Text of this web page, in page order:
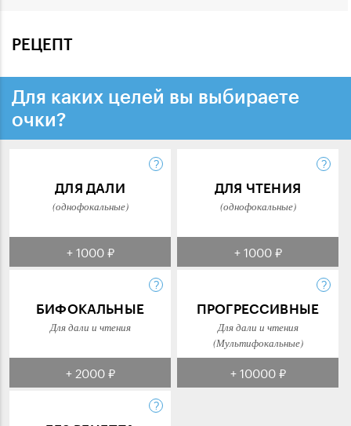
РЕЦЕПТ
Для каких целей вы выбираете
очки?
ДЛЯ ДАЛИ
(однофокальные)
+ 1000 ₽
ДЛЯ ЧТЕНИЯ
(однофокальные)
+ 1000 ₽
БИФОКАЛЬНЫЕ
Для дали и чтения
+ 2000 ₽
ПРОГРЕССИВНЫЕ
Для дали и чтения
(Мультифокальные)
+ 10000 ₽